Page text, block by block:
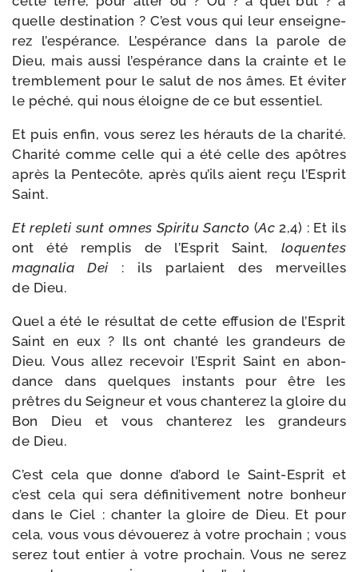
quelle des­ti­na­tion ? C’est vous qui leur ensei­gne­
rez l’espérance. L’espérance dans la parole de
Dieu, mais aus­si l’espérance dans la crainte et le
trem­ble­ment pour le salut de nos âmes. Et évi­ter
le péché, qui nous éloigne de ce but essentiel.
Et puis enfin, vous serez les hérauts de la cha­ri­té.
Charité comme celle qui a été celle des apôtres
après la Pentecôte, après qu’ils aient reçu l’Esprit
Saint.
Et reple­ti sunt omnes Spiritu Sancto (Ac2,4) : Et ils
ont été rem­plis de l’Esprit Saint, loquentes
magna­lia Dei : ils par­laient des mer­veilles
de Dieu.
Quel a été le résul­tat de cette effu­sion de l’Esprit
Saint en eux ? Ils ont chan­té les gran­deurs de
Dieu. Vous allez rece­voir l’Esprit Saint en abon­
dance dans quelques ins­tants pour être les
prêtres du Seigneur et vous chan­te­rez la gloire du
Bon Dieu et vous chan­te­rez les gran­deurs
de Dieu.
C’est cela que donne d’abord le Saint-​Esprit et
c’est cela qui sera défi­ni­ti­ve­ment notre bon­heur
dans le Ciel : chan­ter la gloire de Dieu. Et pour
cela, vous vous dévoue­rez à votre pro­chain ; vous
serez tout entier à votre pro­chain. Vous ne serez